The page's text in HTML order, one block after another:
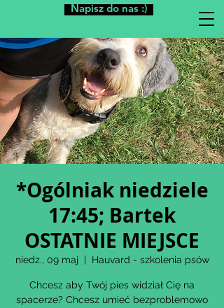
Napisz do nas :)
*Ogólniak niedziele
17:45; Bartek
OSTATNIE MIEJSCE
niedz., 09 maj
  |
Hauvard - szkolenia psów
Chcesz aby Twój pies widział Cię na
spacerze? Chcesz umieć bezproblemowo